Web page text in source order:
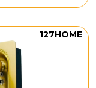
127HOME